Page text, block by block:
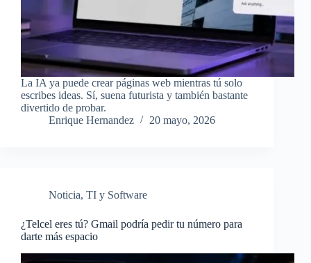
La IA ya puede crear páginas web mientras tú solo
escribes ideas. Sí, suena futurista y también bastante
divertido de probar.
Enrique Hernandez
20 mayo, 2026
Noticia, TI y Software
¿Telcel eres tú? Gmail podría pedir tu número para
darte más espacio